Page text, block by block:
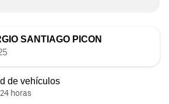
SANTIAGO PICON
de vehículos
horas